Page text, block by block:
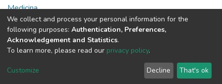
Medicina
Full item page
DSpace software copyright © 2002-2026
Cookie
End User
Agreement
Send
Feedback
We collect and process your personal information for the
following purposes: Authentication, Preferences,
Acknowledgement and Statistics.
To learn more, please read our privacy policy.
Customize Decline That's ok